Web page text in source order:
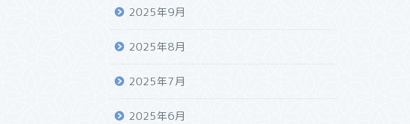
2025年9月
2025年8月
2025年7月
2025年6月